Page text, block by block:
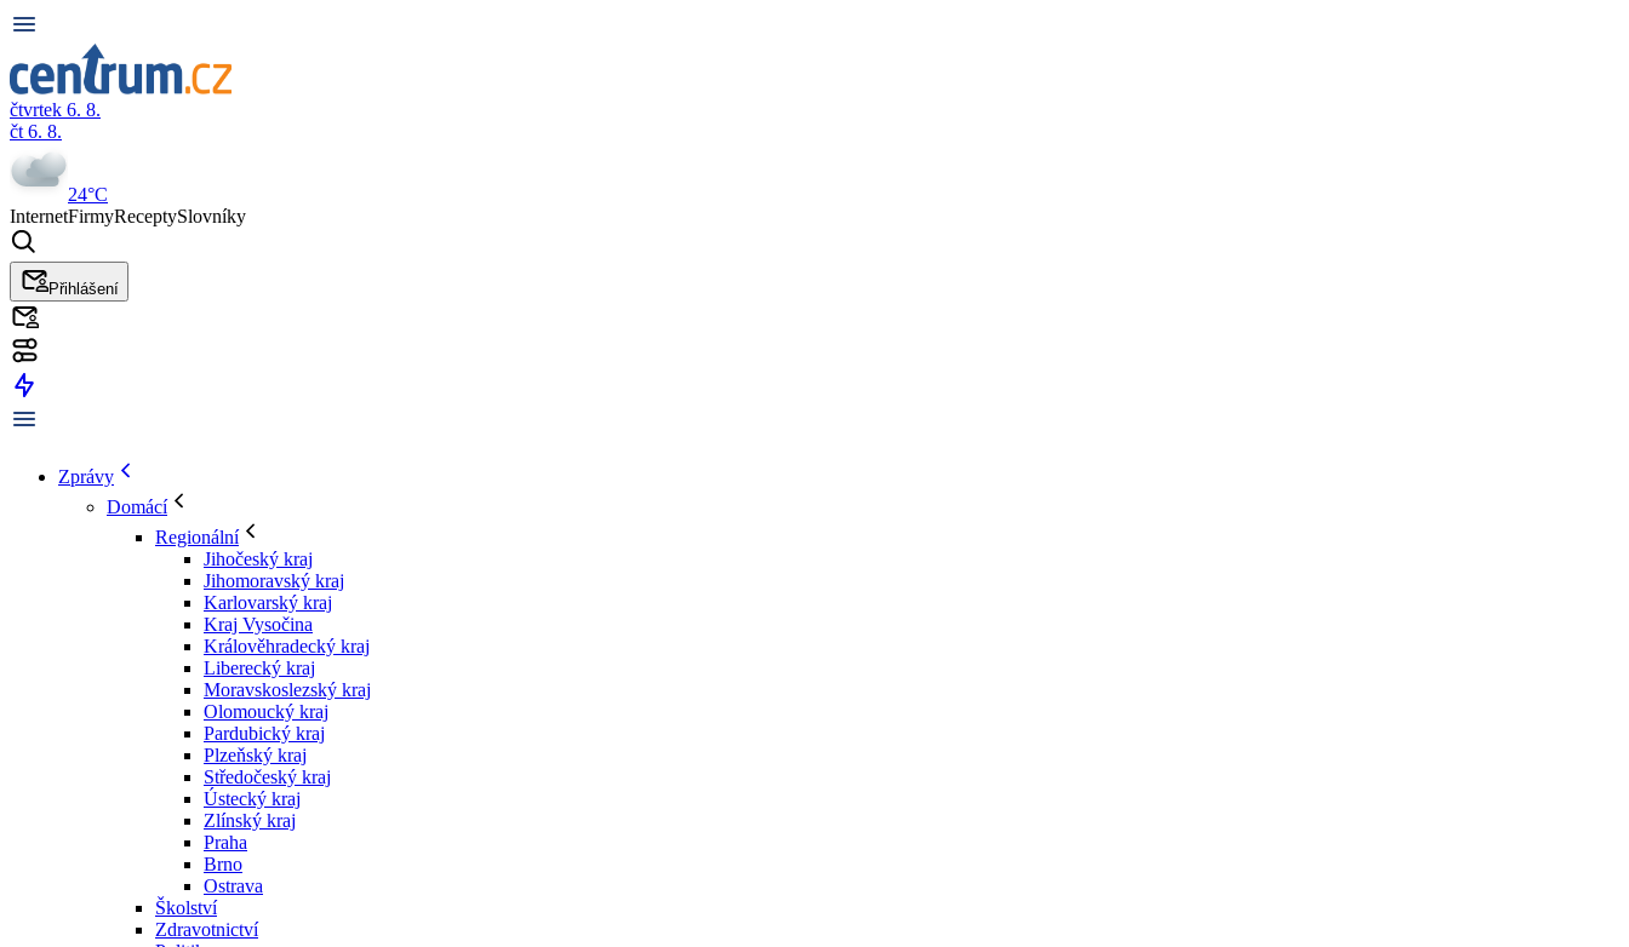
čtvrtek 6. 8.
čt 6. 8.
24°C
InternetFirmyReceptySlovníky
Přihlášení
Zprávy
Domácí
Regionální
Jihočeský kraj
Jihomoravský kraj
Karlovarský kraj
Kraj Vysočina
Králověhradecký kraj
Liberecký kraj
Moravskoslezský kraj
Olomoucký kraj
Pardubický kraj
Plzeňský kraj
Středočeský kraj
Ústecký kraj
Zlínský kraj
Praha
Brno
Ostrava
Školství
Zdravotnictví